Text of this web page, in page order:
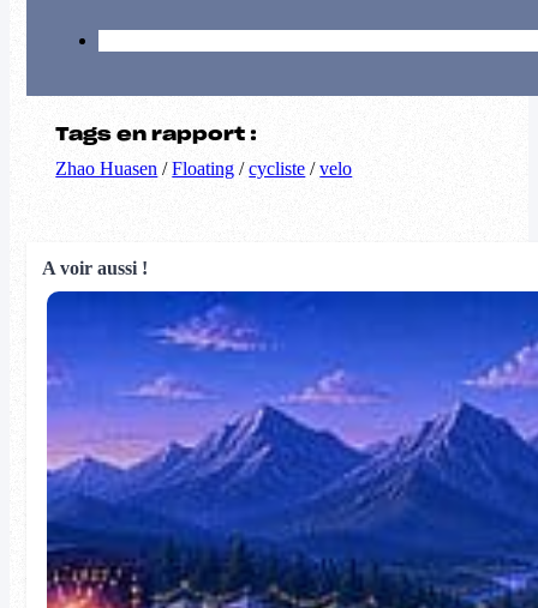
Tags en rapport :
Zhao Huasen /Floating /cycliste /velo
A voir aussi !